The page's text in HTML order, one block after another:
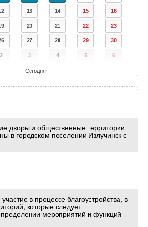
13 14 15 16
20 21 22 23
27 28 29 30
2 3 4 5 6
Сегодня
дворы и общественные территории
в городском поселении Излучинск с
в процессе благоустройства, в
которые следует
мероприятий и функций